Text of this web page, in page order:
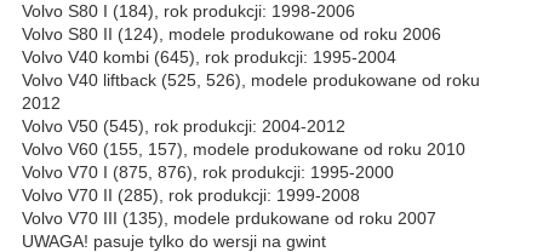
Volvo S80 I (184), rok produkcji: 1998-2006
Volvo S80 II (124), modele produkowane od roku 2006
Volvo V40 kombi (645), rok produkcji: 1995-2004
Volvo V40 liftback (525, 526), modele produkowane od roku
2012
Volvo V50 (545), rok produkcji: 2004-2012
Volvo V60 (155, 157), modele produkowane od roku 2010
Volvo V70 I (875, 876), rok produkcji: 1995-2000
Volvo V70 II (285), rok produkcji: 1999-2008
Volvo V70 III (135), modele prdukowane od roku 2007
UWAGA! pasuje tylko do wersji na gwint